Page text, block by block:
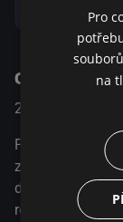
strhující
se ve filmu
autorovým emotivním
| Silver Bear -
O pořadu
2015
Patricio
zrcadlí v širých
druhou
rozjímá o
Pro
na